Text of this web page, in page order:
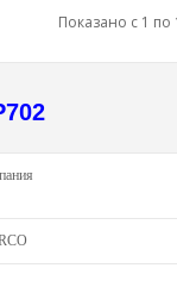
Показано с 1 по